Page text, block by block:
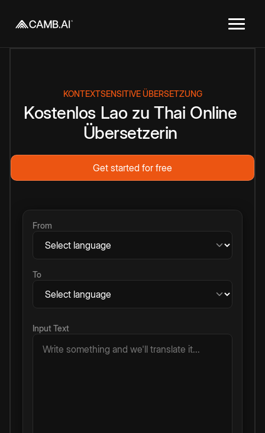
KONTEXTSENSITIVE ÜBERSETZUNG
Kostenlos Lao zu Thai Online
Übersetzerin
Get started for free
From
To
Input Text